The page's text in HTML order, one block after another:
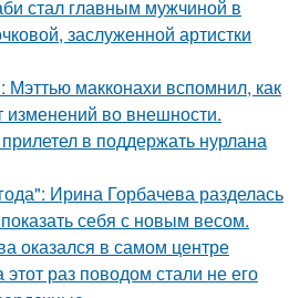
стал главным мужчиной в
заслуженной артистки
макконахи вспомнил, как
изменений во внешности.
в поддержать нурлана
Ирина Горбачева разделась
себя с новым весом.
оказался в самом центре
раз поводом стали не его